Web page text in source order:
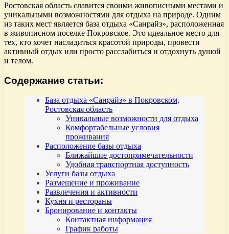
Ростовская область славится своими живописными местами и
уникальными возможностями для отдыха на природе. Одним
из таких мест является база отдыха «Санрайз», расположенная
в живописном поселке Покровское. Это идеальное место для
тех, кто хочет насладиться красотой природы, провести
активный отдых или просто расслабиться и отдохнуть душой
и телом.
Содержание статьи:
База отдыха «Санрайз» в Покровском,
Ростовская область
Уникальные возможности для отдыха
Комфортабельные условия
проживания
Расположение базы отдыха
Ближайшие достопримечательности
Удобная транспортная доступность
Услуги базы отдыха
Размещение и проживание
Развлечения и активности
Кухня и рестораны
Бронирование и контакты
Контактная информация
График работы